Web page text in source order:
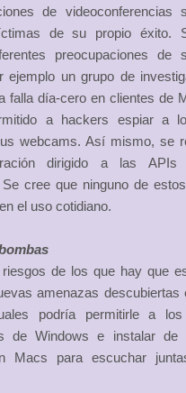
de videoconferencias
de su propio éxito.
preocupaciones de
ejemplo un grupo de
falla día-cero en clientes de
a hackers espiar a
webcams. Así mismo, se
dirigido a las
Se cree que ninguno de
el uso cotidiano.
de los que hay que
amenazas descubiertas
podría permitirle a
de Windows e instalar de
Macs para escuchar